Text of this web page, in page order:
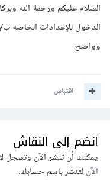
السلام عليكم ورحمة الله
وواضح
اقتباس
انضم إلى النقاش
يمكنك أن تنشر الآن وتسجل
الآنلتنشر باسم حسابك.